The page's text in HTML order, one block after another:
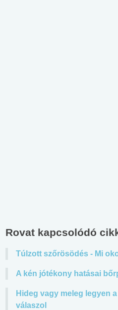
Rovat kapcsolódó
Túlzott szőrösödés - Mi
A kén jótékony hatásai
Hideg vagy meleg legyen
válaszol